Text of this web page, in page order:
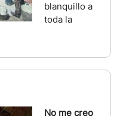
blanquillo a
toda la
No me creo